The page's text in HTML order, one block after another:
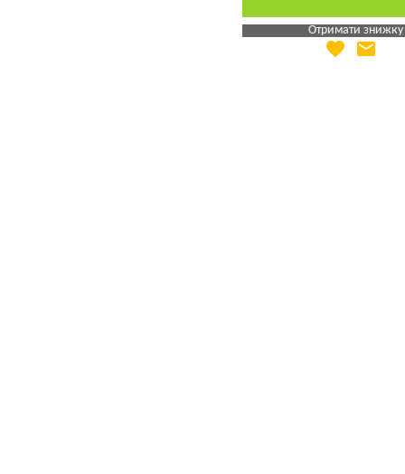
Отримати знижку
Яка Ваша ціна
favorite email